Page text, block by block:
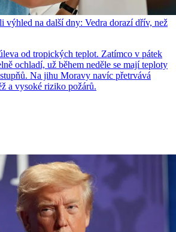
výhled na další dny: Vedra dorazí dřív, než
od tropických teplot. Zatímco v pátek
ochladí, už během neděle se mají teploty
Na jihu Moravy navíc přetrvává
a vysoké riziko požárů.